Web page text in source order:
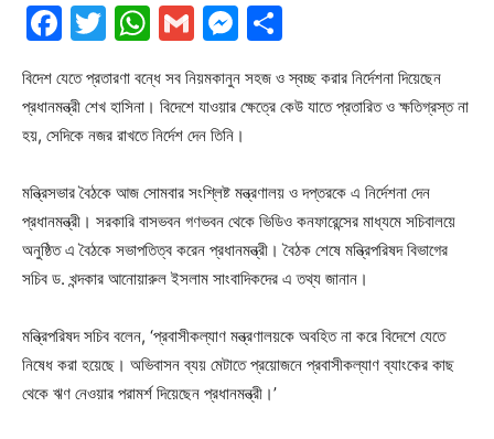
Facebook
Twitter
WhatsApp
GmailMessenger
বিদেশ যেতে প্রতারণা বন্ধে সব নিয়মকানুন সহজ ও স্বচ্ছ করার নির্দেশনা দিয়েছেন
প্রধানমন্ত্রী শেখ হাসিনা। বিদেশে যাওয়ার ক্ষেত্রে কেউ যাতে প্রতারিত ও ক্ষতিগ্রস্ত না
হয়, সেদিকে নজর রাখতে নির্দেশ দেন তিনি।
মন্ত্রিসভার বৈঠকে আজ সোমবার সংশ্লিষ্ট মন্ত্রণালয় ও দপ্তরকে এ নির্দেশনা দেন
প্রধানমন্ত্রী। সরকারি বাসভবন গণভবন থেকে ভিডিও কনফারেন্সের মাধ্যমে সচিবালয়ে
অনুষ্ঠিত এ বৈঠকে সভাপতিত্ব করেন প্রধানমন্ত্রী। বৈঠক শেষে মন্ত্রিপরিষদ বিভাগের
সচিব ড. খন্দকার আনোয়ারুল ইসলাম সাংবাদিকদের এ তথ্য জানান।
মন্ত্রিপরিষদ সচিব বলেন, ‘প্রবাসীকল্যাণ মন্ত্রণালয়কে অবহিত না করে বিদেশে যেতে
নিষেধ করা হয়েছে। অভিবাসন ব্যয় মেটাতে প্রয়োজনে প্রবাসীকল্যাণ ব্যাংকের কাছ
থেকে ঋণ নেওয়ার পরামর্শ দিয়েছেন প্রধানমন্ত্রী।’